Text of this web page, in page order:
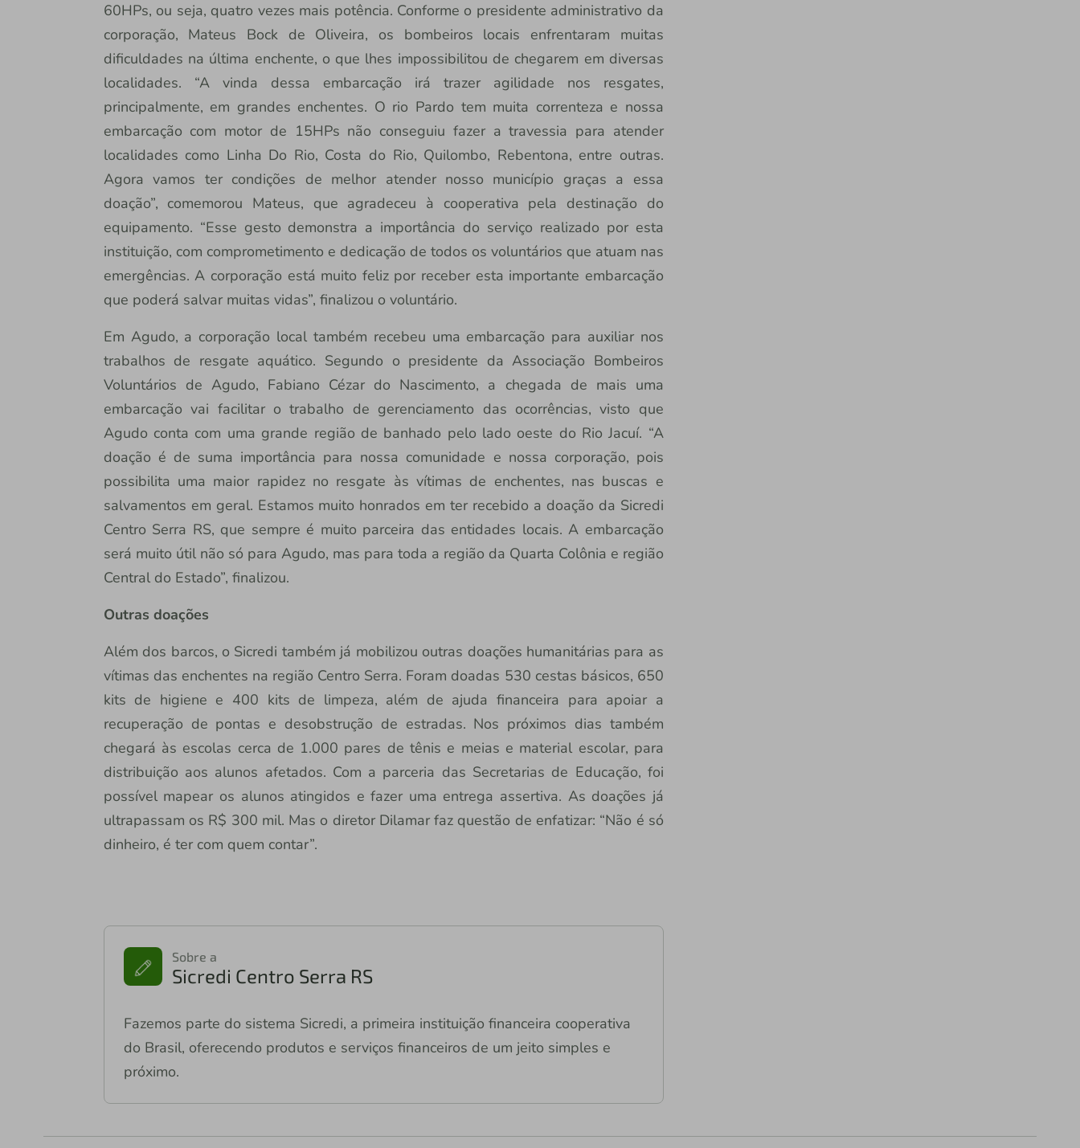
60HPs, ou seja, quatro vezes mais potência. Conforme o presidente administrativo da
corporação, Mateus Bock de Oliveira, os bombeiros locais enfrentaram muitas
dificuldades na última enchente, o que lhes impossibilitou de chegarem em diversas
localidades. “A vinda dessa embarcação irá trazer agilidade nos resgates,
principalmente, em grandes enchentes. O rio Pardo tem muita correnteza e nossa
embarcação com motor de 15HPs não conseguiu fazer a travessia para atender
localidades como Linha Do Rio, Costa do Rio, Quilombo, Rebentona, entre outras.
Agora vamos ter condições de melhor atender nosso município graças a essa
doação”, comemorou Mateus, que agradeceu à cooperativa pela destinação do
equipamento. “Esse gesto demonstra a importância do serviço realizado por esta
instituição, com comprometimento e dedicação de todos os voluntários que atuam nas
emergências. A corporação está muito feliz por receber esta importante embarcação
que poderá salvar muitas vidas”, finalizou o voluntário.
Em Agudo, a corporação local também recebeu uma embarcação para auxiliar nos
trabalhos de resgate aquático. Segundo o presidente da Associação Bombeiros
Voluntários de Agudo, Fabiano Cézar do Nascimento, a chegada de mais uma
embarcação vai facilitar o trabalho de gerenciamento das ocorrências, visto que
Agudo conta com uma grande região de banhado pelo lado oeste do Rio Jacuí. “A
doação é de suma importância para nossa comunidade e nossa corporação, pois
possibilita uma maior rapidez no resgate às vítimas de enchentes, nas buscas e
salvamentos em geral. Estamos muito honrados em ter recebido a doação da Sicredi
Centro Serra RS, que sempre é muito parceira das entidades locais. A embarcação
será muito útil não só para Agudo, mas para toda a região da Quarta Colônia e região
Central do Estado”, finalizou.
Outras doações
Além dos barcos, o Sicredi também já mobilizou outras doações humanitárias para as
vítimas das enchentes na região Centro Serra. Foram doadas 530 cestas básicos, 650
kits de higiene e 400 kits de limpeza, além de ajuda financeira para apoiar a
recuperação de pontas e desobstrução de estradas. Nos próximos dias também
chegará às escolas cerca de 1.000 pares de tênis e meias e material escolar, para
distribuição aos alunos afetados. Com a parceria das Secretarias de Educação, foi
possível mapear os alunos atingidos e fazer uma entrega assertiva. As doações já
ultrapassam os R$ 300 mil. Mas o diretor Dilamar faz questão de enfatizar: “Não é só
dinheiro, é ter com quem contar”.
Sobre a
Sicredi Centro Serra RS
Fazemos parte do sistema Sicredi, a primeira instituição financeira cooperativa
do Brasil, oferecendo produtos e serviços financeiros de um jeito simples e
próximo.